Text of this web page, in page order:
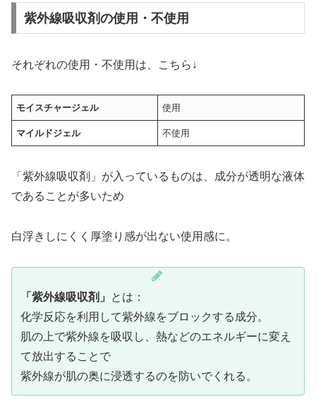
紫外線吸収剤の使用・不使用
それぞれの使用・不使用は、こちら↓
モイスチャージェル 使用
マイルドジェル 不使用
「紫外線吸収剤」が入っているものは、成分が透明な液体
であることが多いため
白浮きしにくく厚塗り感が出ない使用感に。
「紫外線吸収剤」
とは：
化学反応を利用して紫外線をブロックする成分。
肌の上で紫外線を吸収し、熱などのエネルギーに変え
て放出することで
紫外線が肌の奥に浸透するのを防いでくれる。